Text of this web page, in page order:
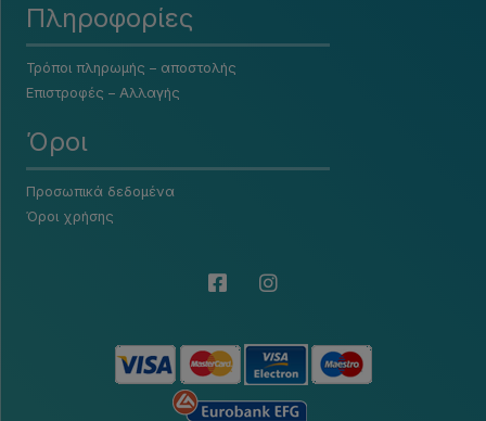
Πληροφορίες
Τρόποι πληρωμής – αποστολής
Επιστροφές – Αλλαγής
Όροι
Προσωπικά δεδομένα
Όροι χρήσης